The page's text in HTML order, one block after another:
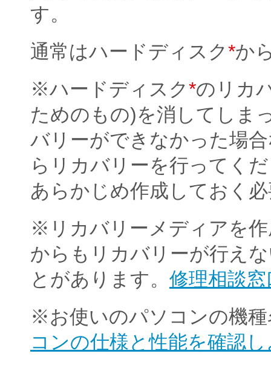
す。
通常はハードディスク*か
※ハードディスク*のリカ
ためのもの)を消してしま
バリーができなかった場
らリカバリーを行ってく
あらかじめ作成しておく
※リカバリーメディアを
からもリカバリーが行え
とがあります。 修理相談窓
※お使いのパソコンの機
コンの仕様と性能を確認